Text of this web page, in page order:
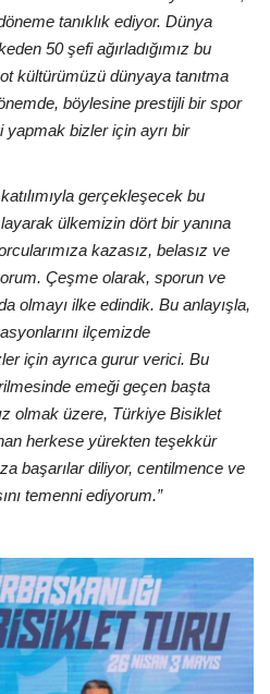
tanıklık ediyor. Dünya
50 şefi ağırladığımız bu
kültürümüzü dünyaya tanıtma
böylesine prestijli bir spor
bizler için ayrı bir
gerçekleşecek bu
ülkemizin dört bir yanına
kazasız, belasız ve
Çeşme olarak, sporun ve
olmayı ilke edindik. Bu anlayışla,
ilçemizde
için ayrıca gurur verici. Bu
emeği geçen başta
olmak üzere, Türkiye Bisiklet
herkese yürekten teşekkür
başarılar diliyor, centilmence ve
temenni ediyorum.”